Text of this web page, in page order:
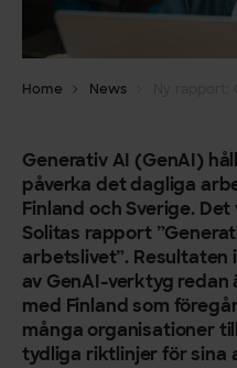
Home News
Generativ AI (GenAI)
påverka det dagliga
Finland och Sverige.
Solitas rapport
arbetslivet”.
av GenAI-verktyg redan
med Finland som
många organisationer
tydliga riktlinjer för sina